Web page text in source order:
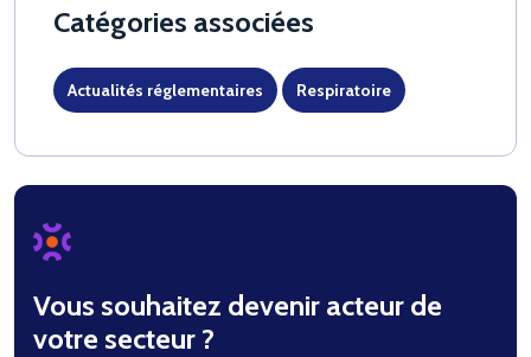
Catégories associées
Actualités réglementaires Respiratoire
Vous souhaitez devenir acteur de
votre secteur ?